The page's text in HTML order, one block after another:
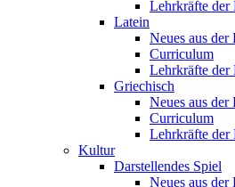
Lehrkräfte der
Latein
Neues aus der
Curriculum
Lehrkräfte der
Griechisch
Neues aus der
Curriculum
Lehrkräfte der
Kultur
Darstellendes Spiel
Neues aus der